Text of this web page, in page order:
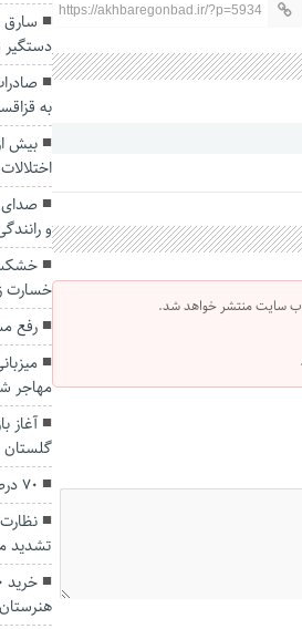
https://akhbaregonbad.ir/?p=5934
سایت منتشر خواهد شد.
سارق
به
صدای
و
خسارت
رفع
مهاجر
آغاز
گلستان
۷۰ درصد مجتمع پرورش میگو گمیشان آبگیری شد
تشدید